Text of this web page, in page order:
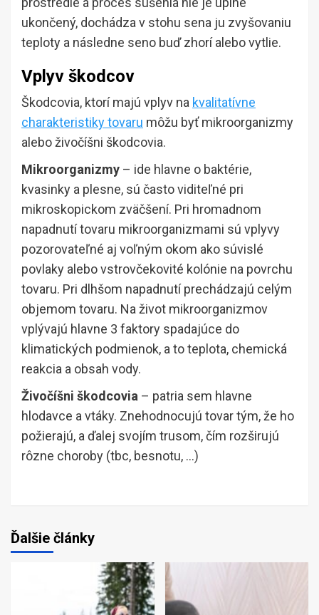
ukončený, dochádza v stohu sena ju zvyšovaniu
teploty a následne seno buď zhorí alebo vytlie.
Vplyv škodcov
Škodcovia, ktorí majú vplyv na kvalitatívne
charakteristiky tovaru môžu byť mikroorganizmy
alebo živočíšni škodcovia.
Mikroorganizmy – ide hlavne o baktérie,
kvasinky a plesne, sú často viditeľné pri
mikroskopickom zväčšení. Pri hromadnom
napadnutí tovaru mikroorganizmami sú vplyvy
pozorovateľné aj voľným okom ako súvislé
povlaky alebo vstrovčekovité kolónie na povrchu
tovaru. Pri dlhšom napadnutí prechádzajú celým
objemom tovaru. Na život mikroorganizmov
vplývajú hlavne 3 faktory spadajúce do
klimatických podmienok, a to teplota, chemická
reakcia a obsah vody.
Živočíšni škodcovia – patria sem hlavne
hlodavce a vtáky. Znehodnocujú tovar tým, že ho
požierajú, a ďalej svojím trusom, čím rozširujú
rôzne choroby (tbc, besnotu, …)
Ďalšie články